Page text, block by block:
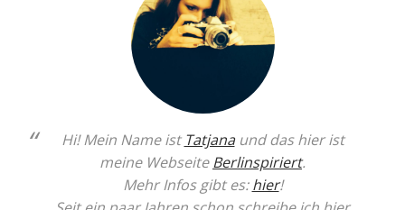
Hi! Mein Name ist Tatjanaund das hier ist
meine WebseiteBerlinspiriert.
Mehr Infos gibt es:hier!